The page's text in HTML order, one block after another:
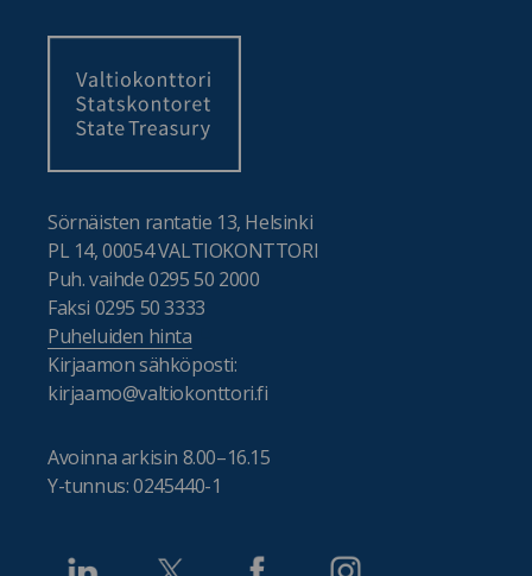
Sörnäisten rantatie 13, Helsinki
PL 14, 00054 VALTIOKONTTORI
Puh. vaihde 0295 50 2000
Faksi 0295 50 3333
Puheluiden hinta
Kirjaamon sähköposti:
kirjaamo@valtiokonttori.fi
Avoinna arkisin 8.00–16.15
Y-tunnus: 0245440-1